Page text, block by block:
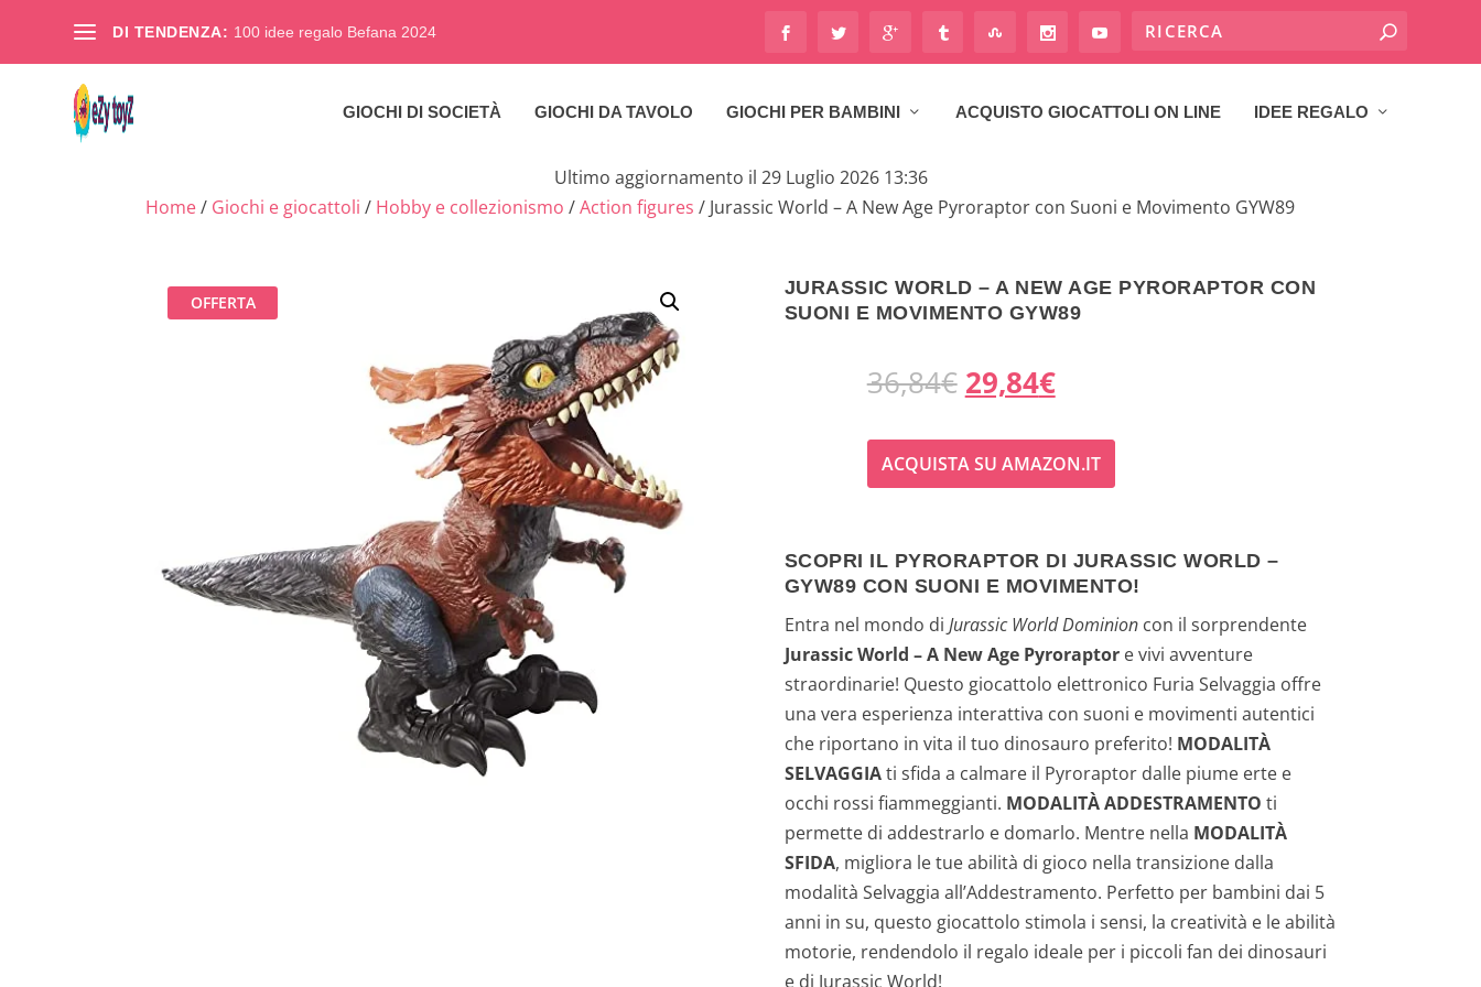
DI TENDENZA: 100 idee regalo Befana 2024
GIOCHI DI SOCIETÀ GIOCHI DA TAVOLO GIOCHI PER BAMBINI ACQUISTO GIOCATTOLI ON LINE IDEE REGALO
Ultimo aggiornamento il 29 Luglio 2026 13:36
Home/ Giochi e giocattoli / Hobby e collezionismo /Action figures / Jurassic World – A New Age Pyroraptor con Suoni e Movimento GYW89
OFFERTA
JURASSIC WORLD – A NEW AGE PYRORAPTOR CON
SUONI E MOVIMENTO GYW89
36,84€ I
l
p
e
z
z
o
o
r
i
g
i
29,84€I
l
p
e
z
z
o
a
t
t
u
a
ACQUISTA SU AMAZON.IT
SCOPRI IL PYRORAPTOR DI JURASSIC WORLD –
GYW89 CON SUONI E MOVIMENTO!
Entra nel mondo di Jurassic World Dominioncon il sorprendente
Jurassic World – A New Age Pyroraptore vivi avventure
straordinarie! Questo giocattolo elettronico Furia Selvaggia offre
una vera esperienza interattiva con suoni e movimenti autentici
che riportano in vita il tuo dinosauro preferito! MODALITÀ
SELVAGGIAti sfida a calmare il Pyroraptor dalle piume erte e
occhi rossi fiammeggianti. MODALITÀ ADDESTRAMENTO ti
permette di addestrarlo e domarlo. Mentre nella MODALITÀ
SFIDA, migliora le tue abilità di gioco nella transizione dalla
modalità Selvaggia all’Addestramento. Perfetto per bambini dai 5
anni in su, questo giocattolo stimola i sensi, la creatività e le abilità
motorie, rendendolo il regalo ideale per i piccoli fan dei dinosauri
e di Jurassic World!